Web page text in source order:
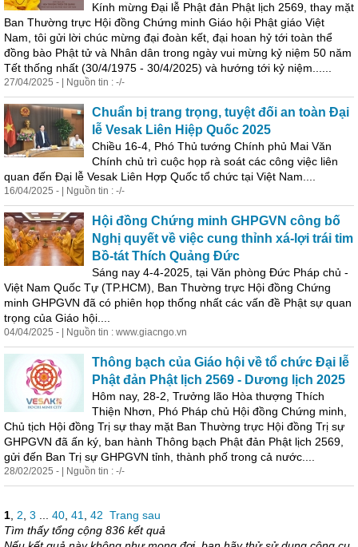
Kính mừng Đại lễ Phật đản Phật lịch 2569, thay mặt
Ban Thường trực Hội đồng Chứng minh Giáo hội Phật giáo Việt
Nam , tôi gửi lời chúc mừng đại đoàn kết, đại hoan hỷ tới toàn thể
đồng bào Phật tử và Nhân dân trong ngày vui mừng kỷ niệm 50 năm
Tết thống nhất (30/4/1975 - 30/4/2025) và hướng tới kỷ niệm......
27/04/2025 - | Nguồn tin : -/-
Chuẩn bị trang trọng, tuyệt đối an toàn Đại
lễ Vesak Liên Hiệp Quốc 2025
Chiều 16-4, Phó Thủ tướng Chính phủ Mai Văn
Chính chủ trì cuộc họp rà soát các công việc liên
quan đến Đại lễ Vesak Liên Hợp Quốc tổ chức tại Việt Nam
16/04/2025 - | Nguồn tin : -/-
Hội đồng Chứng minh GHPGVN công bố
Nghị quyết về việc cung thỉnh xá-lợi trái tim
Bồ-tát Thích Quảng Đức
Sáng nay 4-4-2025, tại Văn phòng Đức Pháp chủ -
Việt Nam Quốc Tự (TP.HCM), Ban Thường trực Hội đồng Chứng
minh GHPGVN đã có phiên họp thống nhất các vấn đề Phật sự quan
trọng của Giáo hội
04/04/2025 - | Nguồn tin : www.giacngo.vn
Thông bạch của Giáo hội về tổ chức Đại lễ
Phật đản Phật lịch 2569 - Dương lịch 2025
Hôm nay, 28-2, Trưởng lão Hòa thượng Thích
Thiện Nhơn, Phó Pháp chủ Hội đồng Chứng minh,
Chủ tịch Hội đồng Trị sự thay mặt Ban Thường trực Hội đồng Trị sự
GHPGVN đã ấn ký, ban hành Thông bạch Phật đản Phật lịch 2569,
gửi đến Ban Trị sự GHPGVN tỉnh, thành phố trong cả nước....
28/02/2025 - | Nguồn tin : -/-
1 2 3 40 41 42 Trang sau
Tìm thấy tổng cộng 836 kết quả